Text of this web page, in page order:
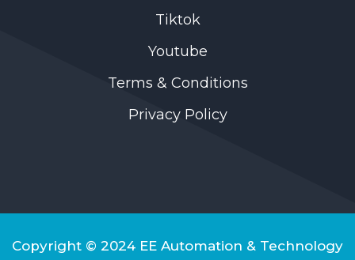
Tiktok
Youtube
Terms & Conditions
Privacy Policy
Copyright © 2024 EE Automation & Technology